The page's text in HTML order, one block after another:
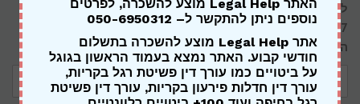
3975007 או למלא את הטופס הבא ואנו נחזור אליך בהקדם
האפשרי:
שם
מלא:
האתר Legal Help מוצע להשכרה,
לפרטים
נוספים ניתן להתקשר ל– 050-6950312
אתר Legal Help מוצע להשכרה בתשלום
חודשי קבוע. האתר נמצא בעמוד הראשון בגוגל
על ביטויים כמו עורך דין פשיטת רגל בקריות,
עורך דין חדלות פירעון בקריות, עורך דין פשיטת